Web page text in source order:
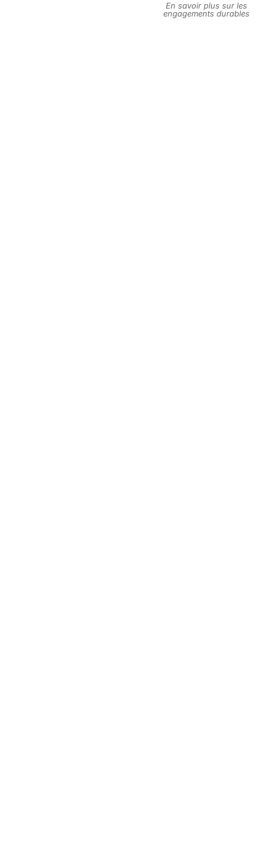
En savoir plus sur les
engagements durables